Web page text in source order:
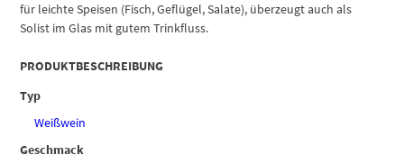
für leichte Speisen (Fisch, Geflügel, Salate), überzeugt auch als
Solist im Glas mit gutem Trinkfluss.
PRODUKTBESCHREIBUNG
Typ
Weißwein
Geschmack